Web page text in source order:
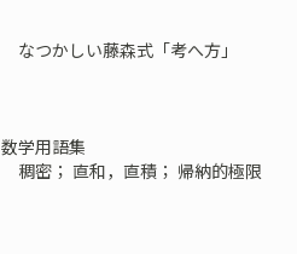
なつかしい藤森式「考へ方」
数学用語集
稠密； 直和，直積； 帰納的極限